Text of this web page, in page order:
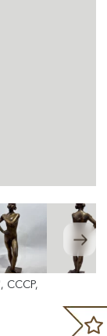
СССР,